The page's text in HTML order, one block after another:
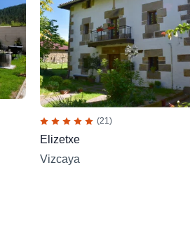
(21)
Elizetxe
Vizcaya